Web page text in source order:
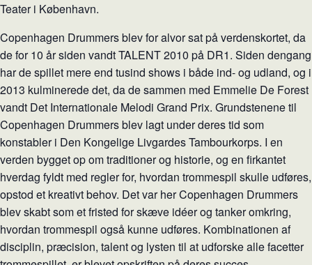
Teater i København.
Copenhagen Drummers blev for alvor sat på verdenskortet, da
de for 10 år siden vandt TALENT 2010 på DR1. Siden dengang
har de spillet mere end tusind shows i både ind- og udland, og i
2013 kulminerede det, da de sammen med Emmelie De Forest
vandt Det Internationale Melodi Grand Prix. Grundstenene til
Copenhagen Drummers blev lagt under deres tid som
konstabler i Den Kongelige Livgardes Tambourkorps. I en
verden bygget op om traditioner og historie, og en firkantet
hverdag fyldt med regler for, hvordan trommespil skulle udføres,
opstod et kreativt behov. Det var her Copenhagen Drummers
blev skabt som et fristed for skæve idéer og tanker omkring,
hvordan trommespil også kunne udføres. Kombinationen af
disciplin, præcision, talent og lysten til at udforske alle facetter